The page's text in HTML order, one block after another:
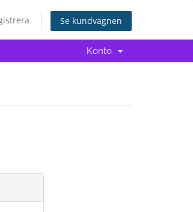
Se kundvagnen
Konto